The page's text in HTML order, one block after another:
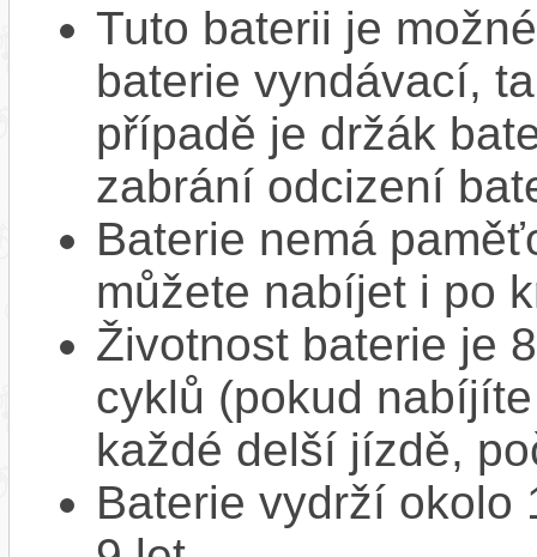
Tuto baterii je
baterie vyndávací,
případě je držák
zabrání odcizení
Baterie nemá
můžete nabíjet i po
Životnost baterie je
cyklů (pokud
každé delší jízdě,
Baterie vydrží okolo